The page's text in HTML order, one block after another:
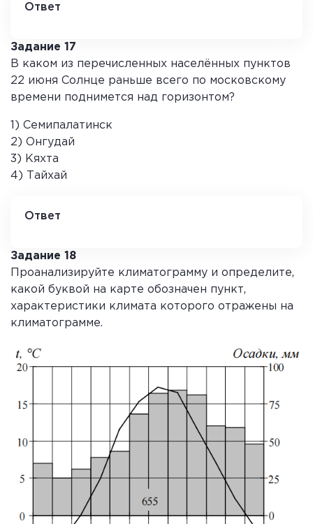
Ответ
Задание 17
В каком из перечисленных населённых пунктов
22 июня Солнце раньше всего по московскому
времени поднимется над горизонтом?
1) Семипалатинск
2) Онгудай
3) Кяхта
4) Тайхай
Ответ
Задание 18
Проанализируйте климатограмму и определите,
какой буквой на карте обозначен пункт,
характеристики климата которого отражены на
климатограмме.